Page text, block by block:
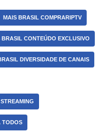
MAIS BRASIL COMPRARIPTV
BRASIL CONTEÚDO EXCLUSIVO
DIVERSIDADE DE CANAIS
TODOS